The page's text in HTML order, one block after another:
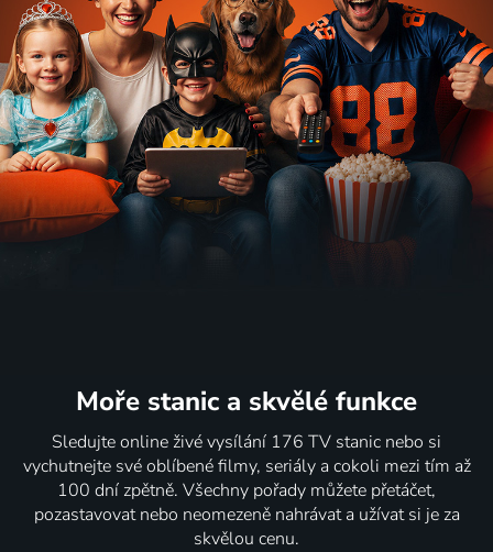
Moře stanic a skvělé funkce
Sledujte online živé vysílání 176 TV stanic nebo si
vychutnejte své oblíbené filmy, seriály a cokoli mezi tím až
100 dní zpětně. Všechny pořady můžete přetáčet,
pozastavovat nebo neomezeně nahrávat a užívat si je za
skvělou cenu.